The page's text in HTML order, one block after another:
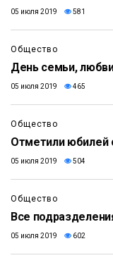
05 июля 2019 581
Общество
День семьи,
05 июля 2019 465
Общество
Отметили юбилей
05 июля 2019 504
Общество
Все
05 июля 2019 602